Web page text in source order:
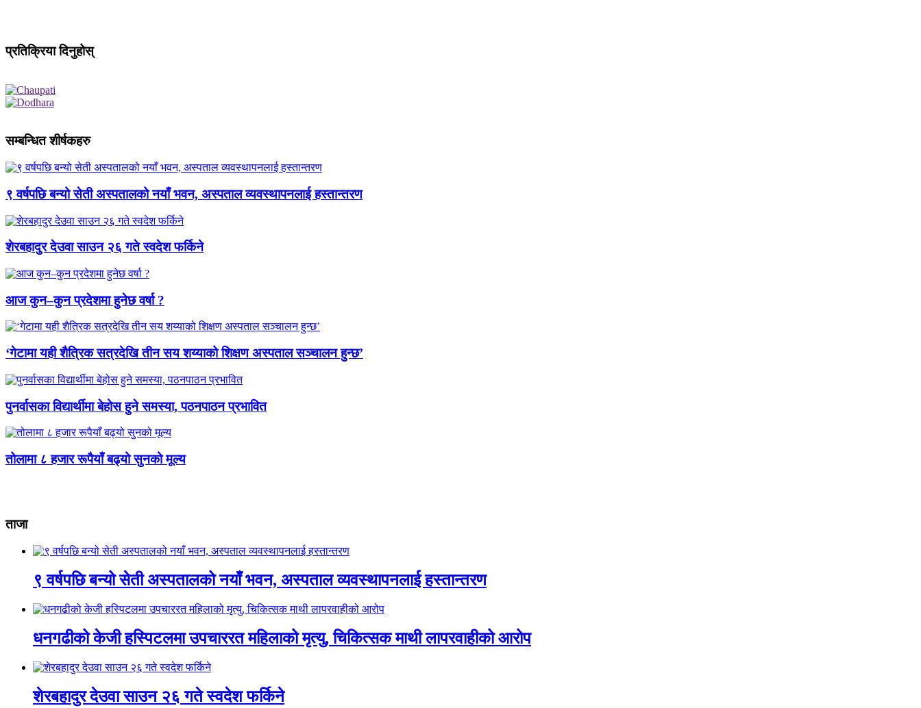
प्रतिक्रिया दिनुहोस्
सम्बन्धित शीर्षकहरु
९ वर्षपछि बन्यो सेती अस्पतालको नयाँ भवन, अस्पताल व्यवस्थापनलाई हस्तान्तरण
शेरबहादुर देउवा साउन २६ गते स्वदेश फर्किने
आज कुन–कुन प्रदेशमा हुनेछ वर्षा ?
‘गेटामा यही शैत्रिक सत्रदेखि तीन सय शय्याको शिक्षण अस्पताल सञ्चालन हुन्छ’
पुनर्वासका विद्यार्थीमा बेहोस हुने समस्या, पठनपाठन प्रभावित
तोलामा ८ हजार रूपैयाँ बढ्यो सुनको मूल्य
ताजा
९ वर्षपछि बन्यो सेती अस्पतालको नयाँ भवन, अस्पताल व्यवस्थापनलाई हस्तान्तरण
धनगढीको केजी हस्पिटलमा उपचाररत महिलाको मृत्यु, चिकित्सक माथी लापरवाहीको आरोप
शेरबहादुर देउवा साउन २६ गते स्वदेश फर्किने